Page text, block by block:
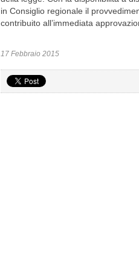
in Consiglio regionale il
contribuito all’immediata
17 Febbraio 2015